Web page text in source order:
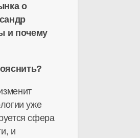
о
и почему
уже
сфера
и